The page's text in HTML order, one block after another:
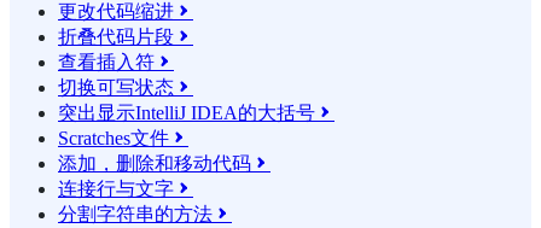
更改代码缩进 
折叠代码片段 
查看插入符 
切换可写状态 
突出显示IntelliJ IDEA的大括号 
Scratches文件 
添加，删除和移动代码 
连接行与文字 
分割字符串的方法 